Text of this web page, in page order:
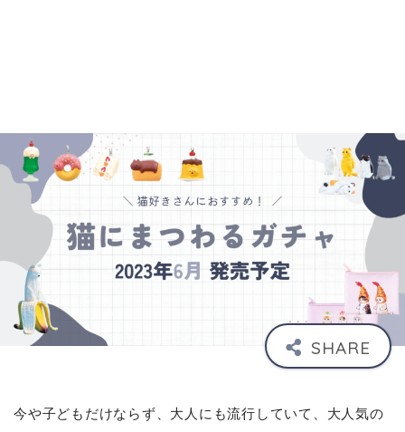
今や子どもだけならず、大人にも流行していて、大人気の